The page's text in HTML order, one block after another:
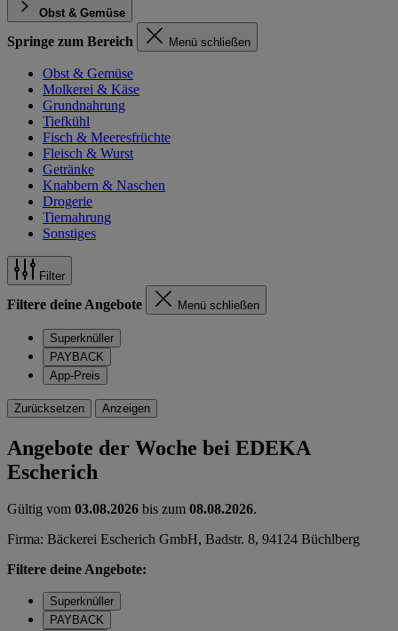
Obst & Gemüse
Springe zum Bereich Menü schließen
Obst & Gemüse
Molkerei & Käse
Grundnahrung
Tiefkühl
Fisch & Meeresfrüchte
Fleisch & Wurst
Getränke
Knabbern & Naschen
Drogerie
Tiernahrung
Sonstiges
Filter
Filtere deine Angebote Menü schließen
Superknüller
PAYBACK
App-Preis
Zurücksetzen Anzeigen
Angebote der Woche bei EDEKA
Escherich
Gültig vom 03.08.2026 bis zum 08.08.2026.
Firma: Bäckerei Escherich GmbH, Badstr. 8, 94124 Büchlberg
Filtere deine Angebote:
Superknüller
PAYBACK